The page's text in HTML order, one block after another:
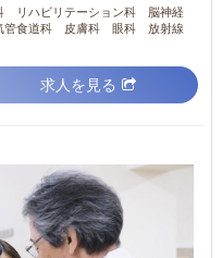
ハビリテーション科 脳神経
食道科 皮膚科 眼科 放射線
求人を見る